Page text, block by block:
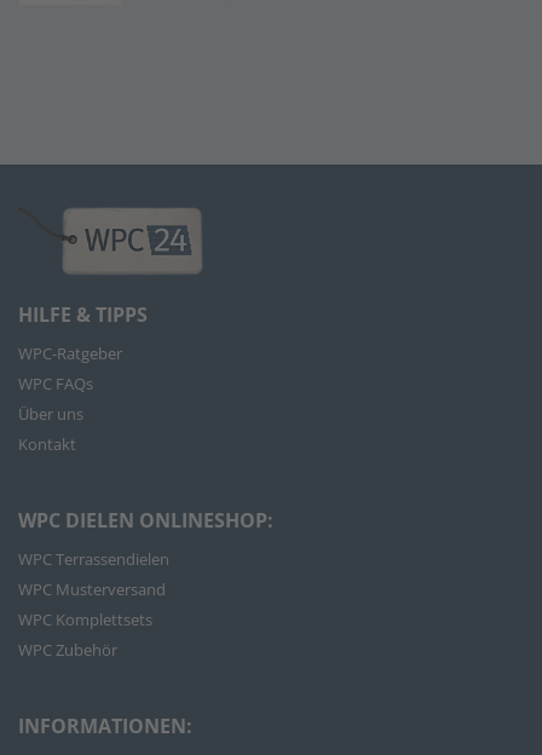
HILFE & TIPPS
WPC-Ratgeber
WPC FAQs
Über uns
Kontakt
WPC DIELEN ONLINESHOP:
WPC Terrassendielen
WPC Musterversand
WPC Komplettsets
WPC Zubehör
INFORMATIONEN: